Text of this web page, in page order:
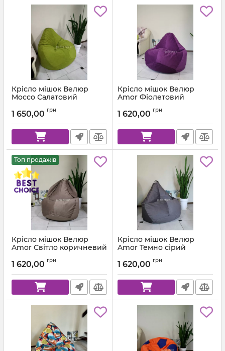
Крісло мішок Велюр
Mocco Салатовий
1 650,00 грн
Крісло мішок Велюр
Amor Фіолетовий
1 620,00 грн
Топ продажів
Крісло мішок Велюр
Amor Світло коричневий
1 620,00 грн
Крісло мішок Велюр
Amor Темно сірий
1 620,00 грн